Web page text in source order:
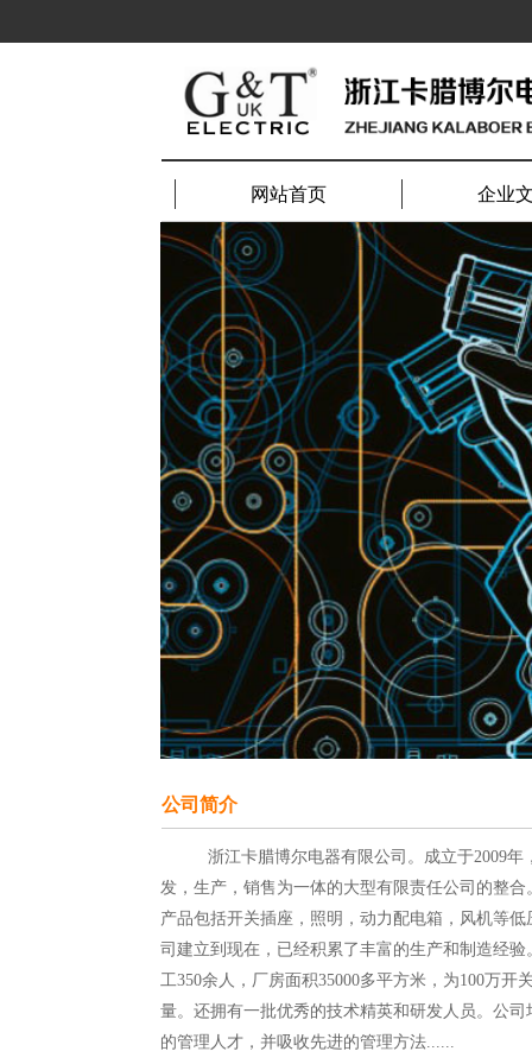
网站首页 企业
公司简介
发，生产，销售为一体的大型有限责任公司的整合
产品包括开关插座，照明，动力配电箱，风机等低
司建立到现在，已经积累了丰富的生产和制造经验
工350余人，厂房面积35000多平方米，为100万开
量。还拥有一批优秀的技术精英和研发人员。公司
的管理人才，并吸收先进的管理方法......